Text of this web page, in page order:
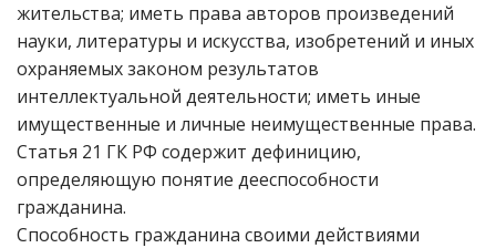
жительства; иметь права авторов произведений
науки, литературы и искусства, изобретений и иных
охраняемых законом результатов
интеллектуальной деятельности; иметь иные
имущественные и личные неимущественные права.
Статья 21 ГК РФ содержит дефиницию,
определяющую понятие дееспособности
гражданина.
Способность гражданина своими действиями